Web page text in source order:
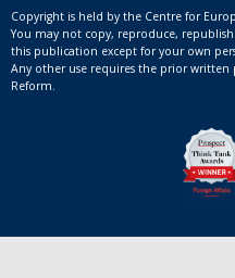
Copyright is held by the Centre for
You may not copy, reproduce,
this publication except for your own
Any other use requires the prior
Reform.